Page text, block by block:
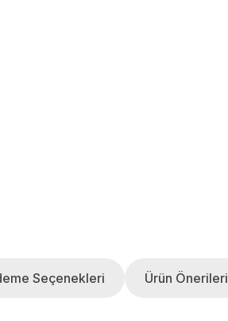
Seçenekleri Ürün Önerileri